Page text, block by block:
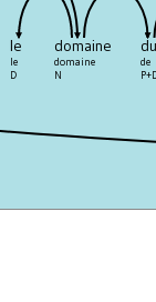
le
le
D
domaine
domaine
N
du
de